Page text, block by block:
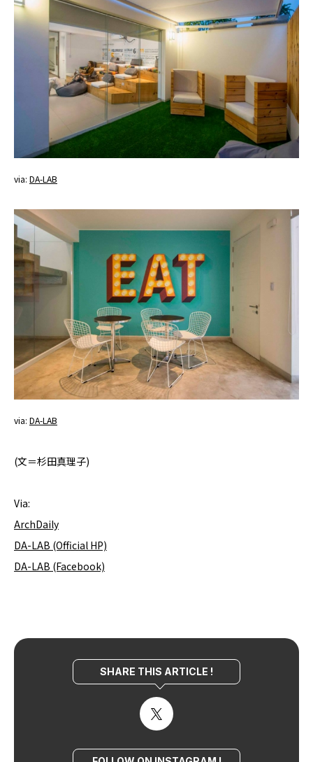
via: DA-LAB
via: DA-LAB
(文＝杉田真理子)
Via:
ArchDaily
DA-LAB (Official HP)
DA-LAB (Facebook)
SHARE THIS ARTICLE !